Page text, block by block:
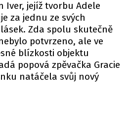
Iver, jejíž tvorbu Adele
za jednu ze svých
Zda spolu skutečně
potvrzeno, ale ve
blízkosti objektu
popová zpěvačka Gracie
natáčela svůj nový